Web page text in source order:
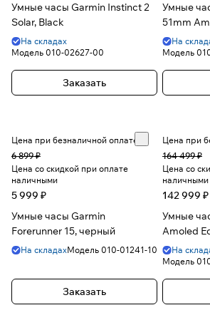
Умные часы Garmin Instinct 2
Solar, Black
На складах
Модель 010-02627-00
Заказать
Умные
51mm
На
Модель
Цена при безналичной оплате
6 899 ₽
Цена со скидкой при оплате
наличными
5 999 ₽
Умные часы Garmin
Forerunner 15, черный
На складахМодель 010-01241-10
Заказать
Цена при
164 499 ₽
Цена со
наличными
142 999 ₽
Умные
Amoled
На
Модель